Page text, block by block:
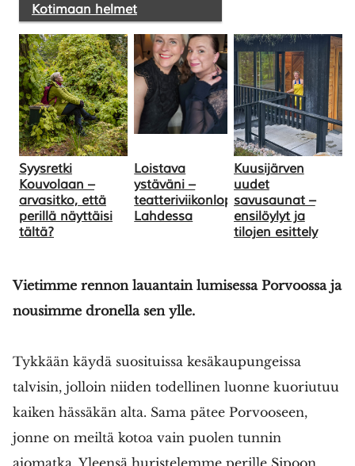
Kotimaan helmet
Syysretki
Kouvolaan –
arvasitko, että
perillä näyttäisi
tältä?
Loistava
ystäväni –
teatteriviikonloppu
Lahdessa
Kuusijärven
uudet
savusaunat –
ensilöylyt ja
tilojen esittely
Vietimme rennon lauantain lumisessa Porvoossa ja
nousimme dronella sen ylle.
Tykkään käydä suosituissa kesäkaupungeissa
talvisin, jolloin niiden todellinen luonne kuoriutuu
kaiken hässäkän alta. Sama pätee Porvooseen,
jonne on meiltä kotoa vain puolen tunnin